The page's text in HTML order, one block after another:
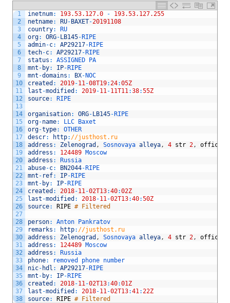
1
2
3
4
5
6
7
8
9
10
11
12
13
14
15
16
17
18
19
20
21
22
23
24
25
26
27
28
29
30
31
32
33
34
35
36
37
38
inetnum: 193.53.127.0 -
193.53.127.255
netname: RU- BAXET-20191108
country:
RU
org: ORG- LB145- RIPE
admin-c: AP29217- RIPE
tech-c: AP29217- RIPE
status : ASSIGNED
PA
mnt - by: IP- RIPE
mnt -domains : BX- NOC
created : 2019-11-08T19:24:05Z
last -modified : 2019-11-11T11:38:55Z
source: RIPE
organisation: ORG- LB145- RIPE
org-name: LLC
Baxet
org-type:
OTHER
descr: http: //justhost.ru
address : Zelenograd , Sosnovaya alleya, 4 str 2, office
address : 124489 Moscow
address :
Russia
abuse-c: BN2044- RIPE
mnt - ref: IP- RIPE
mnt - by: IP- RIPE
created : 2018-11-02T13:40:02Z
last -modified : 2018-11-02T13:40:50Z
source: RIPE # Filtered
person: Anton
Pankratov
remarks : http: //justhost.ru
address : Zelenograd , Sosnovaya alleya, 4 str 2, office
address : 124489 Moscow
address :
Russia
phone: removed phone number
nic- hdl : AP29217- RIPE
mnt - by: IP- RIPE
created : 2018-11-02T13:40:01Z
last -modified : 2018-11-02T13:41:22Z
source: RIPE # Filtered